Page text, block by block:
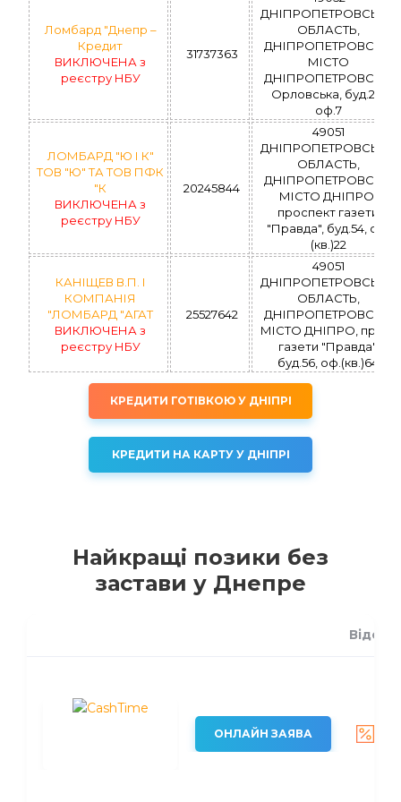
Ломбард "Днепр –
Кредит
ВИКЛЮЧЕНА з
реєстру НБУ
31737363
ДНІПРОПЕТРОВСЬКА
ОБЛАСТЬ,
ДНІПРОПЕТРОВСЬК,
МІСТО
ДНІПРОПЕТРОВСЬК,
Орловська, буд.28,
оф.7
ЛОМБАРД "Ю І К"
ТОВ "Ю" ТА ТОВ ПФК
"К
ВИКЛЮЧЕНА з
реєстру НБУ
20245844
49051
ДНІПРОПЕТРОВСЬКА
ОБЛАСТЬ,
ДНІПРОПЕТРОВСЬК,
МІСТО ДНІПРО,
проспект газети
"Правда", буд.54, оф.
(кв.)22
КАНІЩЕВ В.П. І
КОМПАНІЯ
"ЛОМБАРД "АГАТ
ВИКЛЮЧЕНА з
реєстру НБУ
25527642
49051
ДНІПРОПЕТРОВСЬКА
ОБЛАСТЬ,
ДНІПРОПЕТРОВСЬК,
МІСТО ДНІПРО, пр. ім.
газети "Правда",
буд.56, оф.(кв.)64
КРЕДИТИ ГОТІВКОЮ У ДНІПРІ
КРЕДИТИ НА КАРТУ У ДНІПРІ
Найкращі позики без
застави у Днепре
ОНЛАЙН ЗАЯВА